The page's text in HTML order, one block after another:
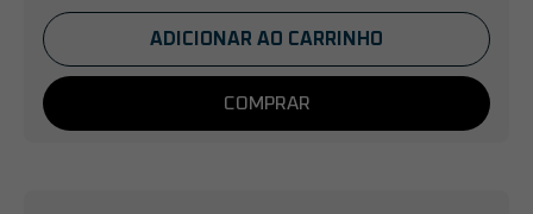
ADICIONAR AO CARRINHO
COMPRAR